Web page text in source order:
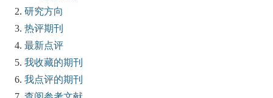
研究方向
热评期刊
最新点评
我收藏的期刊
我点评的期刊